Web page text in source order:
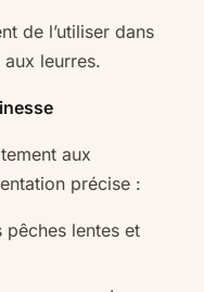
de l’utiliser dans
leurres.
aux
précise :
pêches lentes et